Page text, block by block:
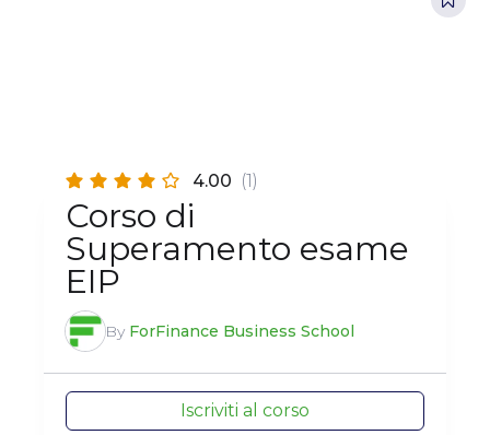
4.00 (1)
Corso di
Superamento esame
EIP
By ForFinance Business School
Iscriviti al corso